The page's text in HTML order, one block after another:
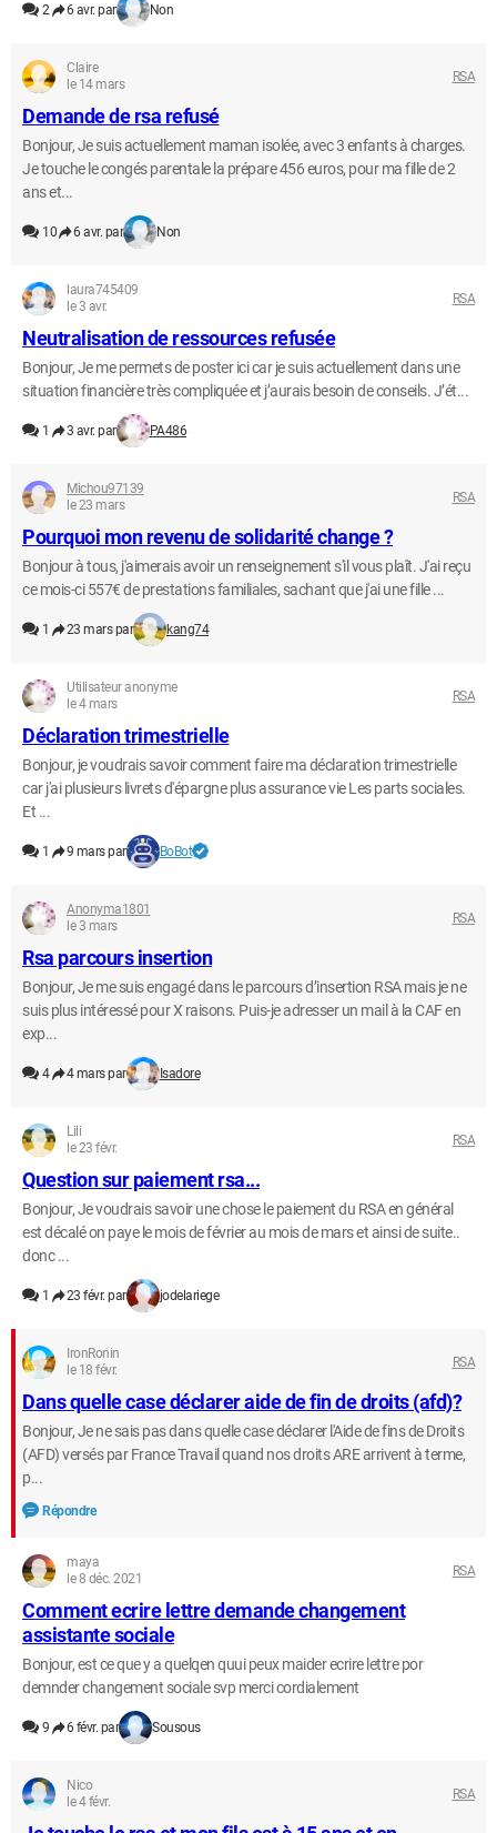
2 6 avr. par Non
Claire
le 14 mars
RSA
Demande de rsa refusé
Bonjour, Je suis actuellement maman isolée, avec 3 enfants à charges.
Je touche le congés parentale la prépare 456 euros, pour ma fille de 2
ans et...
10 6 avr. par Non
laura745409
le 3 avr.
RSA
Neutralisation de ressources refusée
Bonjour, Je me permets de poster ici car je suis actuellement dans une
situation financière très compliquée et j’aurais besoin de conseils. J’ét...
1 3 avr. par PA486
Michou97139
le 23 mars
RSA
Pourquoi mon revenu de solidarité change ?
Bonjour à tous, j'aimerais avoir un renseignement s'il vous plaît. J'ai reçu
ce mois-ci 557€ de prestations familiales, sachant que j'ai une fille ...
1 23 mars par kang74
Utilisateur anonyme
le 4 mars
RSA
Déclaration trimestrielle
Bonjour, je voudrais savoir comment faire ma déclaration trimestrielle
car j'ai plusieurs livrets d'épargne plus assurance vie Les parts sociales.
Et ...
1 9 mars par BoBot
Anonyma1801
le 3 mars
RSA
Rsa parcours insertion
Bonjour, Je me suis engagé dans le parcours d’insertion RSA mais je ne
suis plus intéressé pour X raisons. Puis-je adresser un mail à la CAF en
exp...
4 4 mars par Isadore
Lili
le 23 févr.
RSA
Question sur paiement rsa...
Bonjour, Je voudrais savoir une chose le paiement du RSA en général
est décalé on paye le mois de février au mois de mars et ainsi de suite..
donc ...
1 23 févr. par jodelariege
IronRonin
le 18 févr.
RSA
Dans quelle case déclarer aide de fin de droits (afd)?
Bonjour, Je ne sais pas dans quelle case déclarer l'Aide de fins de Droits
(AFD) versés par France Travail quand nos droits ARE arrivent à terme,
p...
Répondre
maya
le 8 déc. 2021
RSA
Comment ecrire lettre demande changement
assistante sociale
Bonjour, est ce que y a quelqen quui peux maider ecrire lettre por
demnder changement sociale svp merci cordialement
9 6 févr. par Sousous
Nico
le 4 févr.
RSA